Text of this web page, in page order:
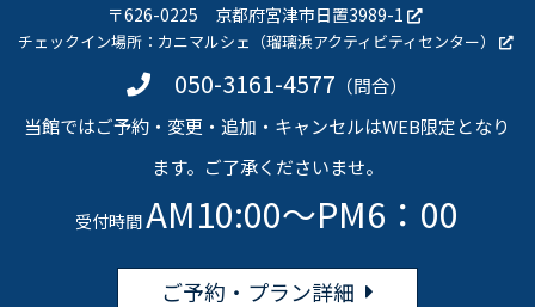
〒626-0225 京都府宮津市日置3989-1
チェックイン場所： カニマルシェ（瑠璃浜アクティビティセンター）
050-3161-4577 （問合）
当館ではご予約・変更・追加・キャンセルはWEB限定となり
ます。ご了承くださいませ。
受付時間AM10:00～PM6：00
ご予約・プラン詳細